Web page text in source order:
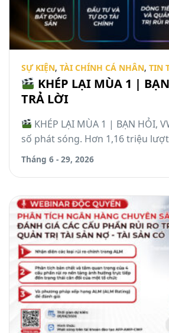
SỰ KIỆN, TÀI CHÍNH CÁ NHÂN, TIN
KHÉP LẠI MÙA 1 |
TRẢ LỜI
KHÉP LẠI MÙA 1 | BẠN HỎI,
số phát sóng. Hơn 1,16 triệu
Tháng 6 - 29, 2026